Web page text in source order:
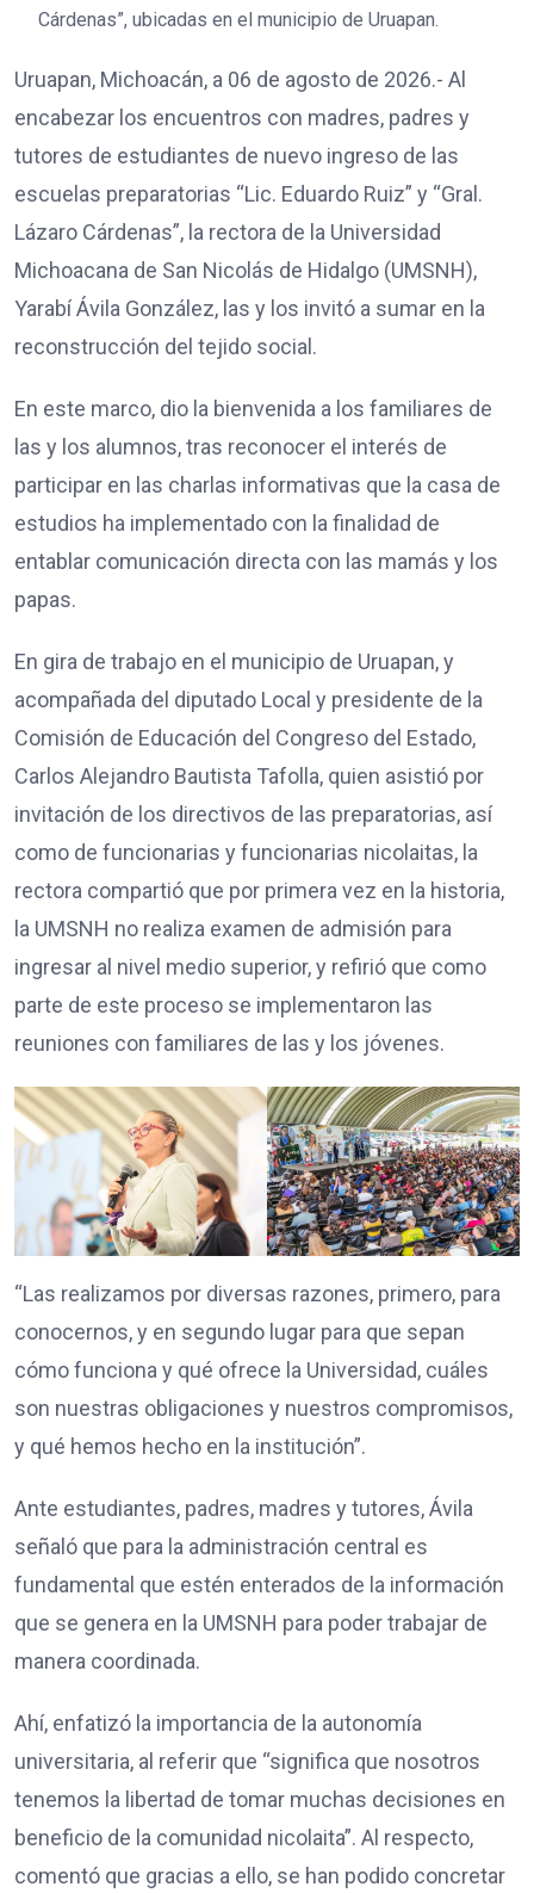
Cárdenas”, ubicadas en el municipio de Uruapan.
Uruapan, Michoacán, a 06 de agosto de 2026.- Al
encabezar los encuentros con madres, padres y
tutores de estudiantes de nuevo ingreso de las
escuelas preparatorias “Lic. Eduardo Ruiz” y “Gral.
Lázaro Cárdenas”, la rectora de la Universidad
Michoacana de San Nicolás de Hidalgo (UMSNH),
Yarabí Ávila González, las y los invitó a sumar en la
reconstrucción del tejido social.
En este marco, dio la bienvenida a los familiares de
las y los alumnos, tras reconocer el interés de
participar en las charlas informativas que la casa de
estudios ha implementado con la finalidad de
entablar comunicación directa con las mamás y los
papas.
En gira de trabajo en el municipio de Uruapan, y
acompañada del diputado Local y presidente de la
Comisión de Educación del Congreso del Estado,
Carlos Alejandro Bautista Tafolla, quien asistió por
invitación de los directivos de las preparatorias, así
como de funcionarias y funcionarias nicolaitas, la
rectora compartió que por primera vez en la historia,
la UMSNH no realiza examen de admisión para
ingresar al nivel medio superior, y refirió que como
parte de este proceso se implementaron las
reuniones con familiares de las y los jóvenes.
“Las realizamos por diversas razones, primero, para
conocernos, y en segundo lugar para que sepan
cómo funciona y qué ofrece la Universidad, cuáles
son nuestras obligaciones y nuestros compromisos,
y qué hemos hecho en la institución”.
Ante estudiantes, padres, madres y tutores, Ávila
señaló que para la administración central es
fundamental que estén enterados de la información
que se genera en la UMSNH para poder trabajar de
manera coordinada.
Ahí, enfatizó la importancia de la autonomía
universitaria, al referir que “significa que nosotros
tenemos la libertad de tomar muchas decisiones en
beneficio de la comunidad nicolaita”. Al respecto,
comentó que gracias a ello, se han podido concretar